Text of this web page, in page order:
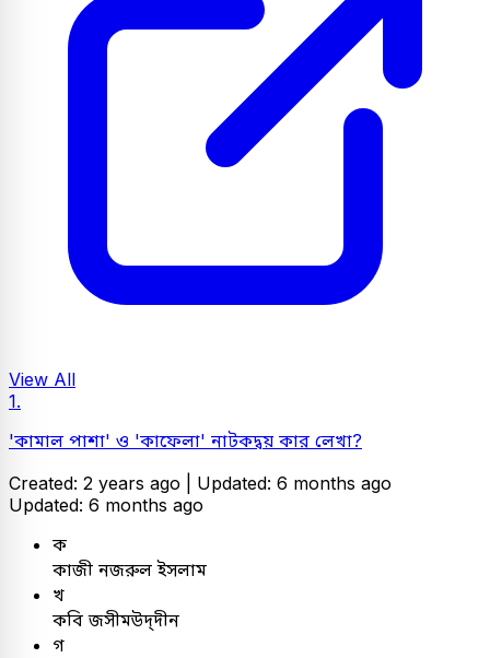
View All
1.
'কামাল পাশা' ও 'কাফেলা' নাটকদ্বয় কার লেখা?
Created: 2 years ago | Updated: 6 months ago
Updated: 6 months ago
ক
কাজী নজরুল ইসলাম
খ
কবি জসীমউদ্‌দীন
গ